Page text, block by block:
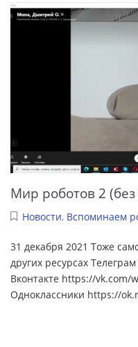
Мир роботов 2
Новости, Вспоминаем
31 декабря 2021 Тоже
других ресурсах
Вконтакте https://vk.com/
Одноклассники https://